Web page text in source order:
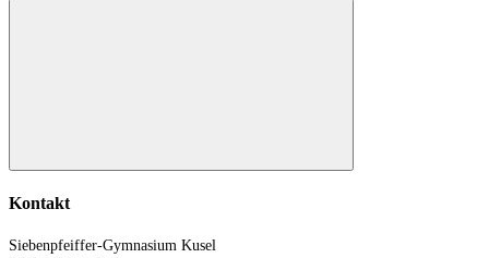
Suchen
Kontakt
Siebenpfeiffer-Gymnasium Kusel